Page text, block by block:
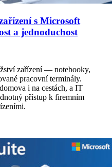
s Microsoft
a jednoduchost
zařízení — notebooky,
pracovní terminály.
i na cestách, a IT
přístup k firemním